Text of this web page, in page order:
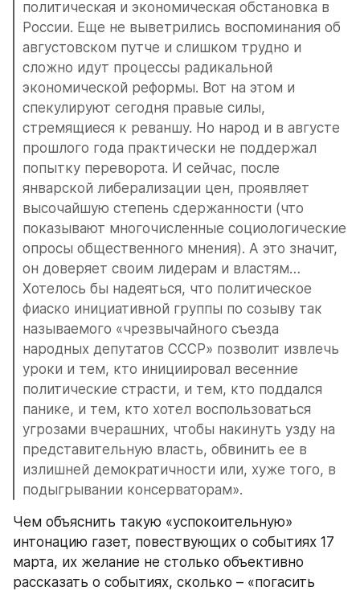
политическая и экономическая обстановка в
России. Еще не выветрились воспоминания об
августовском путче и слишком трудно и
сложно идут процессы радикальной
экономической реформы. Вот на этом и
спекулируют сегодня правые силы,
стремящиеся к реваншу. Но народ и в августе
прошлого года практически не поддержал
попытку переворота. И сейчас, после
январской либерализации цен, проявляет
высочайшую степень сдержанности (что
показывают многочисленные социологические
опросы общественного мнения). А это значит,
он доверяет своим лидерам и властям…
Хотелось бы надеяться, что политическое
фиаско инициативной группы по созыву так
называемого «чрезвычайного съезда
народных депутатов СССР» позволит извлечь
уроки и тем, кто инициировал весенние
политические страсти, и тем, кто поддался
панике, и тем, кто хотел воспользоваться
угрозами вчерашних, чтобы накинуть узду на
представительную власть, обвинить ее в
излишней демократичности или, хуже того, в
подыгрывании консерваторам».
Чем объяснить такую «успокоительную»
интонацию газет, повествующих о событиях 17
марта, их желание не столько объективно
рассказать о событиях, сколько – «погасить